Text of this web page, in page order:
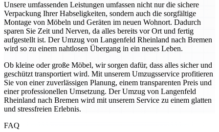
Unsere umfassenden Leistungen umfassen nicht nur die sichere
Verpackung Ihrer Habseligkeiten, sondern auch die sorgfältige
Montage von Möbeln und Geräten im neuen Wohnort. Dadurch
sparen Sie Zeit und Nerven, da alles bereits vor Ort und fertig
aufgestellt ist. Der Umzug von Langenfeld Rheinland nach Bremen
wird so zu einem nahtlosen Übergang in ein neues Leben.
Ob kleine oder große Möbel, wir sorgen dafür, dass alles sicher und
geschützt transportiert wird. Mit unserem Umzugsservice profitieren
Sie von einer zuverlässigen Planung, einem transparenten Preis und
einer professionellen Umsetzung. Der Umzug von Langenfeld
Rheinland nach Bremen wird mit unserem Service zu einem glatten
und stressfreien Erlebnis.
FAQ